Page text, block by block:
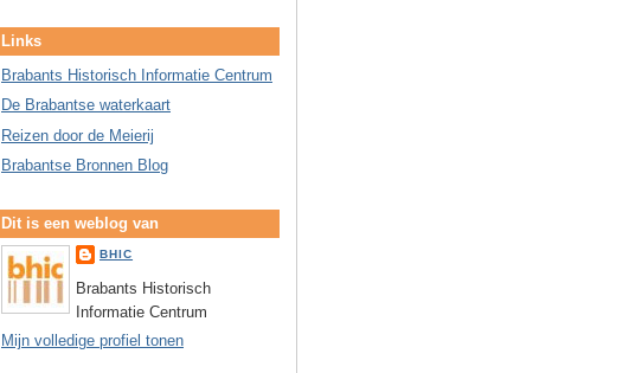
Links
Brabants Historisch Informatie Centrum
De Brabantse waterkaart
Reizen door de Meierij
Brabantse Bronnen Blog
Dit is een weblog van
BHIC
Brabants Historisch
Informatie Centrum
Mijn volledige profiel tonen